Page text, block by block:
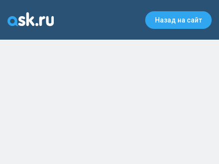
Назад на сайт